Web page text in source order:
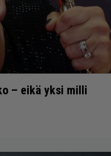
– eikä yksi milli